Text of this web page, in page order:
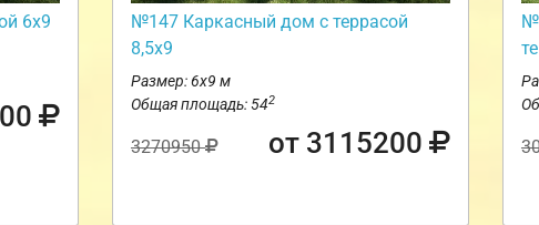
6х9
№147 Каркасный дом с террасой
8,5х9
Размер: 6х9 м
Общая площадь: 542
3270950 от 3115200